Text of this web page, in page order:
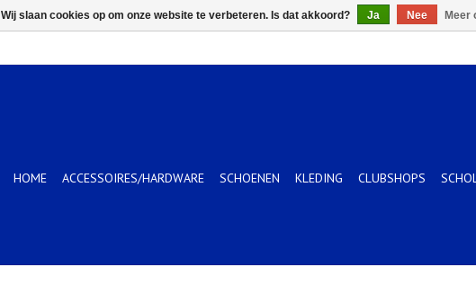
HOME ACCESSOIRES/HARDWARE SCHOENEN KLEDING CLUBSHOPS
Wij slaan cookies op om onze website te verbeteren. Is dat akkoord? Ja Nee Meer